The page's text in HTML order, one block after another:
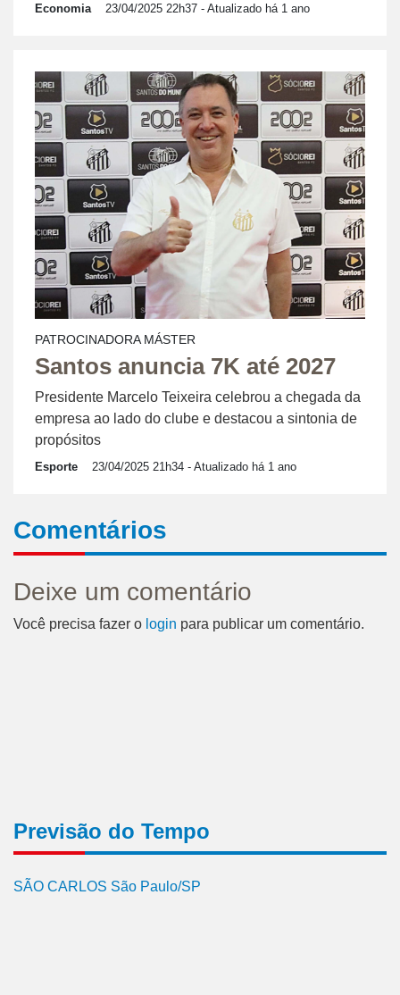
Economia 23/04/2025 22h37 - Atualizado há 1 ano
PATROCINADORA MÁSTER
Santos anuncia 7K até 2027
Presidente Marcelo Teixeira celebrou a chegada da
empresa ao lado do clube e destacou a sintonia de
propósitos
Esporte 23/04/2025 21h34 - Atualizado há 1 ano
Comentários
Deixe um comentário
Você precisa fazer o login para publicar um comentário.
Previsão do Tempo
SÃO CARLOS São Paulo/SP